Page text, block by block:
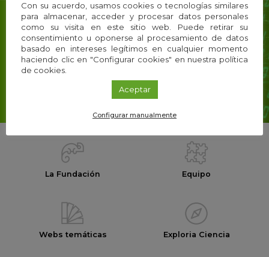
Suscríbete a nuestra
Newsletter
y recibe el mejor contenido de i+Descubre
directo a tu email
La Fundación Equipo
Webs temáticas Exploria Ciencia
Con su acuerdo, usamos cookies o tecnologías similares
para almacenar, acceder y procesar datos personales
como su visita en este sitio web. Puede retirar su
consentimiento u oponerse al procesamiento de datos
basado en intereses legítimos en cualquier momento
haciendo clic en "Configurar cookies" en nuestra política
de cookies.
Aceptar
Configurar manualmente